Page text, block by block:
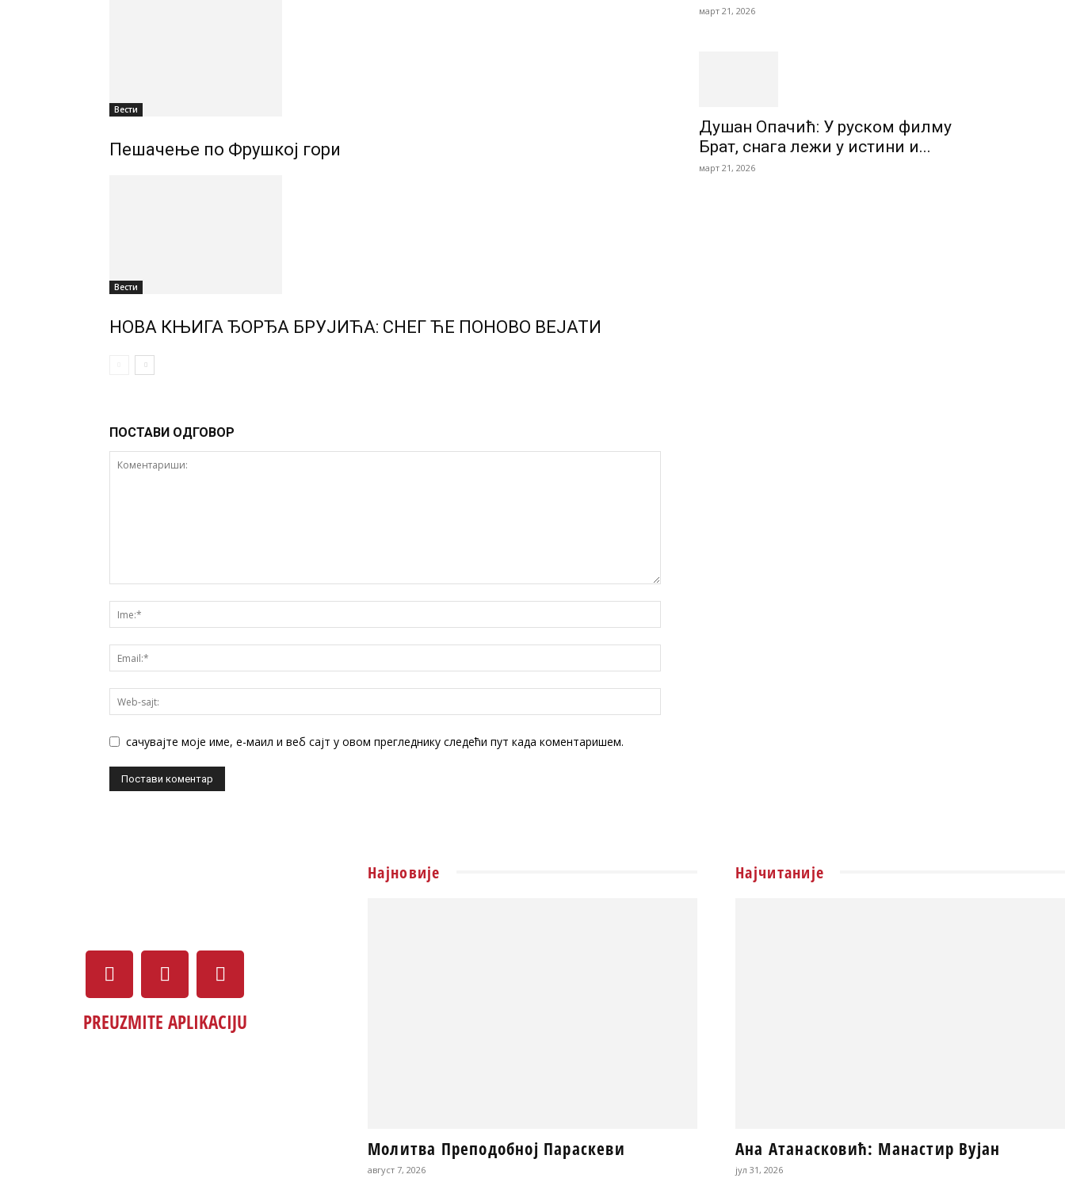
Вести
Пешачење по Фрушкој гори
Вести
НОВА КЊИГА ЂОРЂА БРУЈИЋА: СНЕГ ЋЕ ПОНОВО ВЕЈАТИ
ПОСТАВИ ОДГОВОР
сачувајте моје име, е-маил и веб сајт у овом прегледнику следећи пут када коментаришем.
март 21, 2026
Душан Опачић: У руском филму
Брат, снага лежи у истини и...
март 21, 2026
PREUZMITE APLIKACIJU
Најновије
Молитва Преподобној Параскеви
август 7, 2026
Најчитаније
Ана Атанасковић: Манастир Вујан
јул 31, 2026